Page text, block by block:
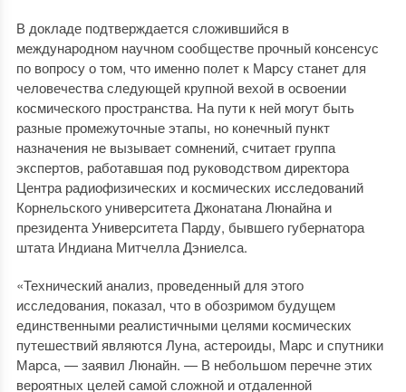
В докладе подтверждается сложившийся в
международном научном сообществе прочный консенсус
по вопросу о том, что именно полет к Марсу станет для
человечества следующей крупной вехой в освоении
космического пространства. На пути к ней могут быть
разные промежуточные этапы, но конечный пункт
назначения не вызывает сомнений, считает группа
экспертов, работавшая под руководством директора
Центра радиофизических и космических исследований
Корнельского университета Джонатана Люнайна и
президента Университета Парду, бывшего губернатора
штата Индиана Митчелла Дэниелса.
«Технический анализ, проведенный для этого
исследования, показал, что в обозримом будущем
единственными реалистичными целями космических
путешествий являются Луна, астероиды, Марс и спутники
Марса, — заявил Люнайн. — В небольшом перечне этих
вероятных целей самой сложной и отдаленной